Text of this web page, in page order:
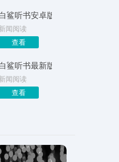
鲨听书安卓版
闻阅读
查看
鲨听书最新版
闻阅读
查看